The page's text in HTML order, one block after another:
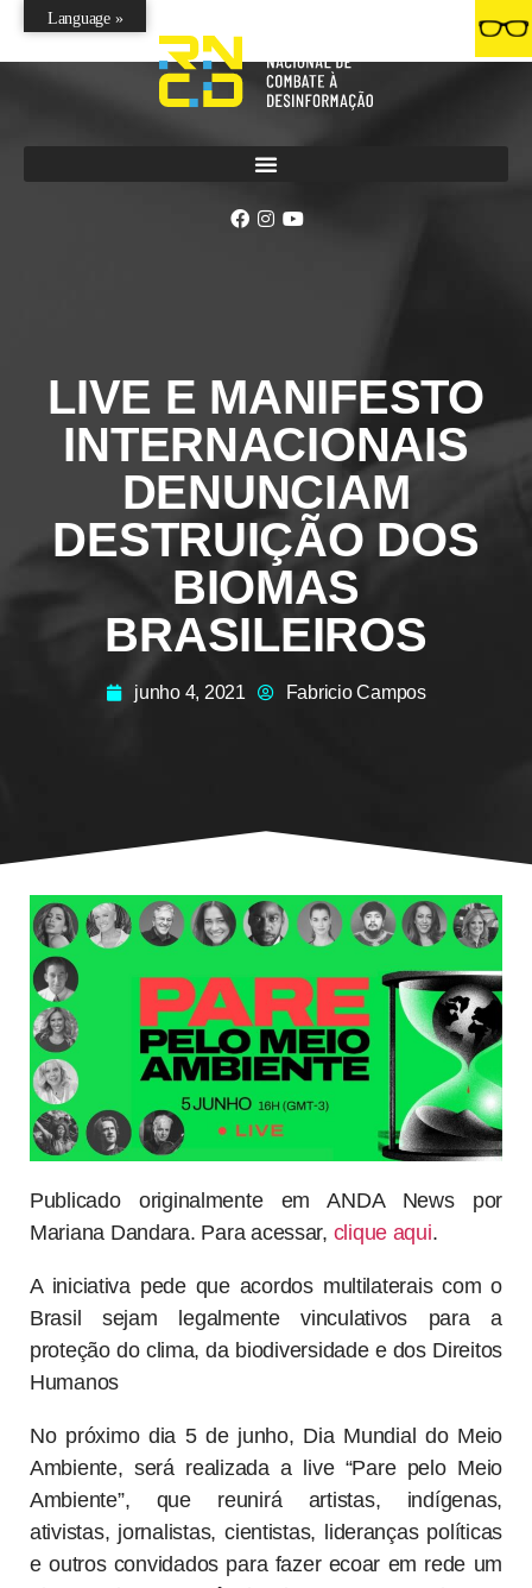
LIVE E MANIFESTO
INTERNACIONAIS
DENUNCIAM
DESTRUIÇÃO DOS
BIOMAS
BRASILEIROS
junho 4, 2021 Fabricio Campos
Publicado originalmente em ANDA News por
Mariana Dandara. Para acessar, clique aqui.
A iniciativa pede que acordos multilaterais com o
Brasil sejam legalmente vinculativos para a
proteção do clima, da biodiversidade e dos Direitos
Humanos
No próximo dia 5 de junho, Dia Mundial do Meio
Ambiente, será realizada a live “Pare pelo Meio
Ambiente”, que reunirá artistas, indígenas,
ativistas, jornalistas, cientistas, lideranças políticas
e outros convidados para fazer ecoar em rede um
Language »